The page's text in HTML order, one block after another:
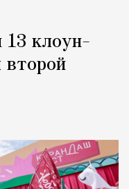
13 клоун-
второй